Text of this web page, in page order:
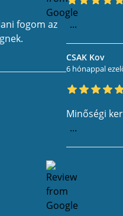
fogom az
...
CSAK Kov
6 hónappal
Minőségi
...